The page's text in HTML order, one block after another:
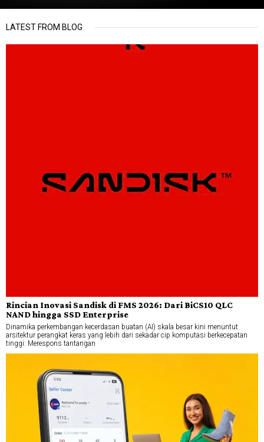
LATEST FROM BLOG
Rincian Inovasi Sandisk di FMS 2026: Dari BiCS10 QLC
NAND hingga SSD Enterprise
Dinamika perkembangan kecerdasan buatan (AI) skala besar kini menuntut
arsitektur perangkat keras yang lebih dari sekadar cip komputasi berkecepatan
tinggi. Merespons tantangan